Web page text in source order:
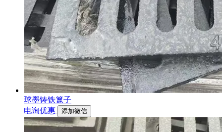
球墨铸铁篦子
电询优惠
添加微信